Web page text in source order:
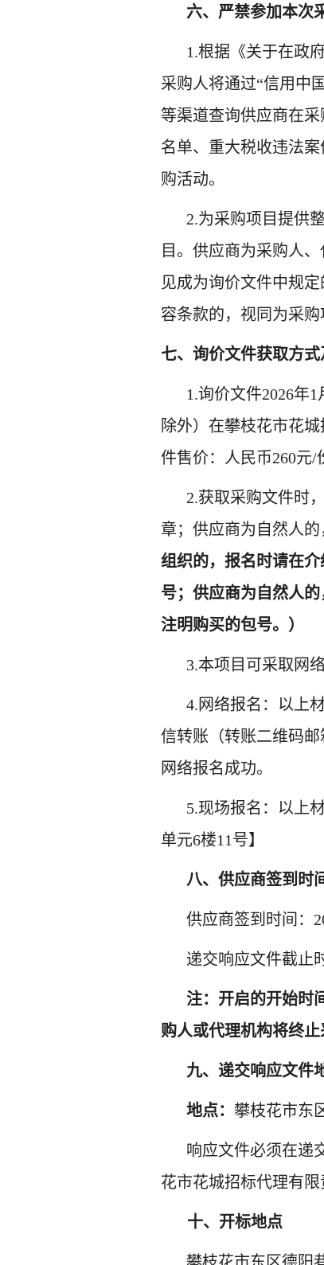
六、严禁参加本次
1.根据《关于在政
采购人将通过“信用中
等渠道查询供应商在采
名单、重大税收违法
购活动。
2.为采购项目提供
目。供应商为采购人、
见成为询价文件中规
容条款的，视同为采购
七、询价文件获取方式
1.询价文件2026年1
除外）在攀枝花市花城
件售价：人民币260元/
2.获取采购文件时
章；供应商为自然人
组织的，报名时请在介
号；供应商为自然人
注明购买的包号。）
3.本项目可采取网
4.网络报名：以上
信转账（转账二维码邮
网络报名成功。
5.现场报名：以上
单元6楼11号】
八、供应商签到时
供应商签到时间：
递交响应文件截止
注：开启的开始时
购人或代理机构将终止
九、递交响应文件
地点： 攀枝花市东
响应文件必须在递
花市花城招标代理有限
十、 开标地点